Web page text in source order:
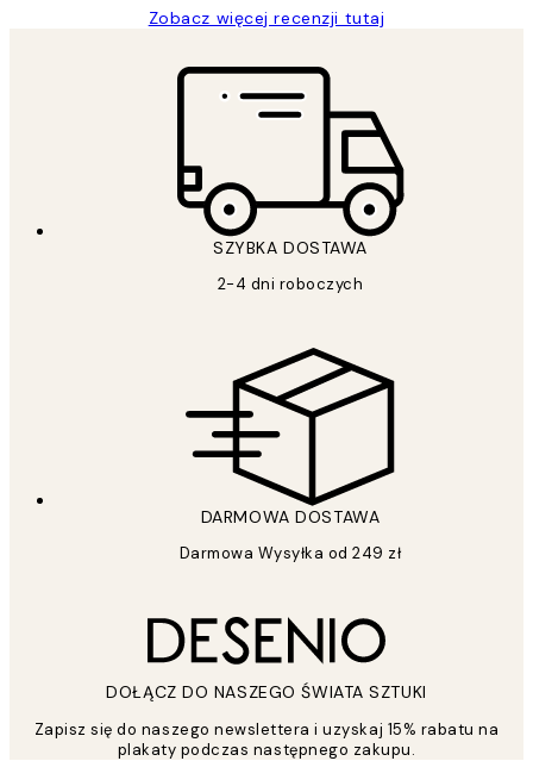
Zobacz więcej recenzji tutaj
SZYBKA DOSTAWA
2-4 dni roboczych
DARMOWA DOSTAWA
Darmowa Wysyłka od 249 zł
DOŁĄCZ DO NASZEGO ŚWIATA SZTUKI
Zapisz się do naszego newslettera i uzyskaj 15% rabatu na
plakaty podczas następnego zakupu.